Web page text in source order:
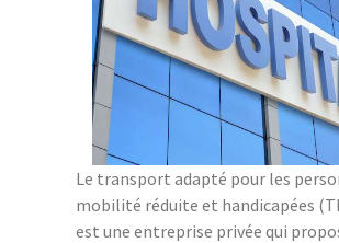
Le transport adapté pour les
mobilité réduite et handicapées
est une entreprise privée qui